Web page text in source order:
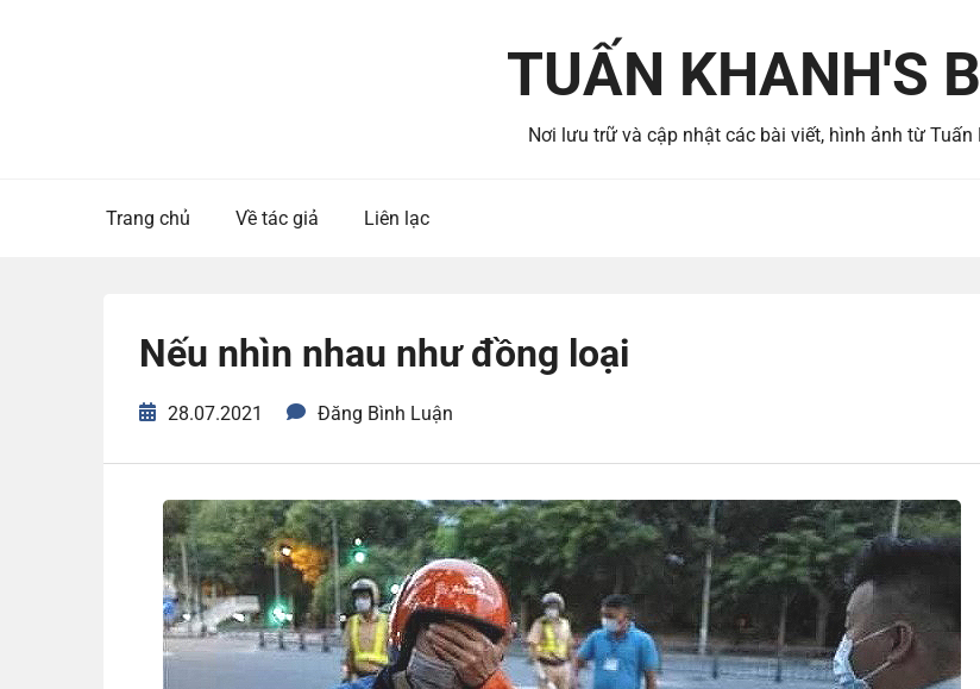
TUẤN KHANH'S
Nơi lưu trữ và cập nhật các bài viết, hình ảnh từ Tuấn
Trang chủ Về tác giả Liên lạc
Nếu nhìn nhau như đồng loại
28.07.2021 Đăng Bình Luận